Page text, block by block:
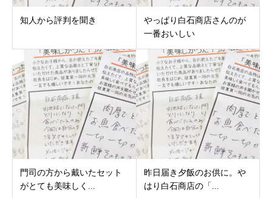
知人から評判を聞き
やっぱり白石商店さんのが
一番おいしい
門司の方から戴いたセット
がとても美味しく...
昨日届き夕飯のお供に。や
はり白石商店の「...